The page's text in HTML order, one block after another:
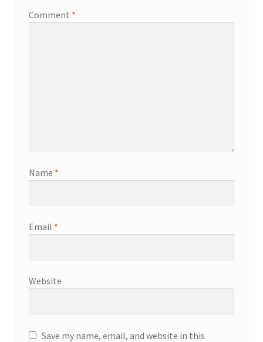
Comment *
Name *
Email *
Website
Save my name, email, and website in this